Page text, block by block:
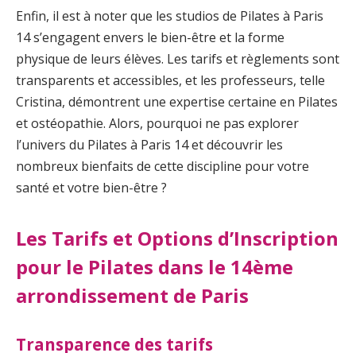
Enfin, il est à noter que les studios de Pilates à Paris
14 s’engagent envers le bien-être et la forme
physique de leurs élèves. Les tarifs et règlements sont
transparents et accessibles, et les professeurs, telle
Cristina, démontrent une expertise certaine en Pilates
et ostéopathie. Alors, pourquoi ne pas explorer
l’univers du Pilates à Paris 14 et découvrir les
nombreux bienfaits de cette discipline pour votre
santé et votre bien-être ?
Les Tarifs et Options d’Inscription
pour le Pilates dans le 14ème
arrondissement de Paris
Transparence des tarifs